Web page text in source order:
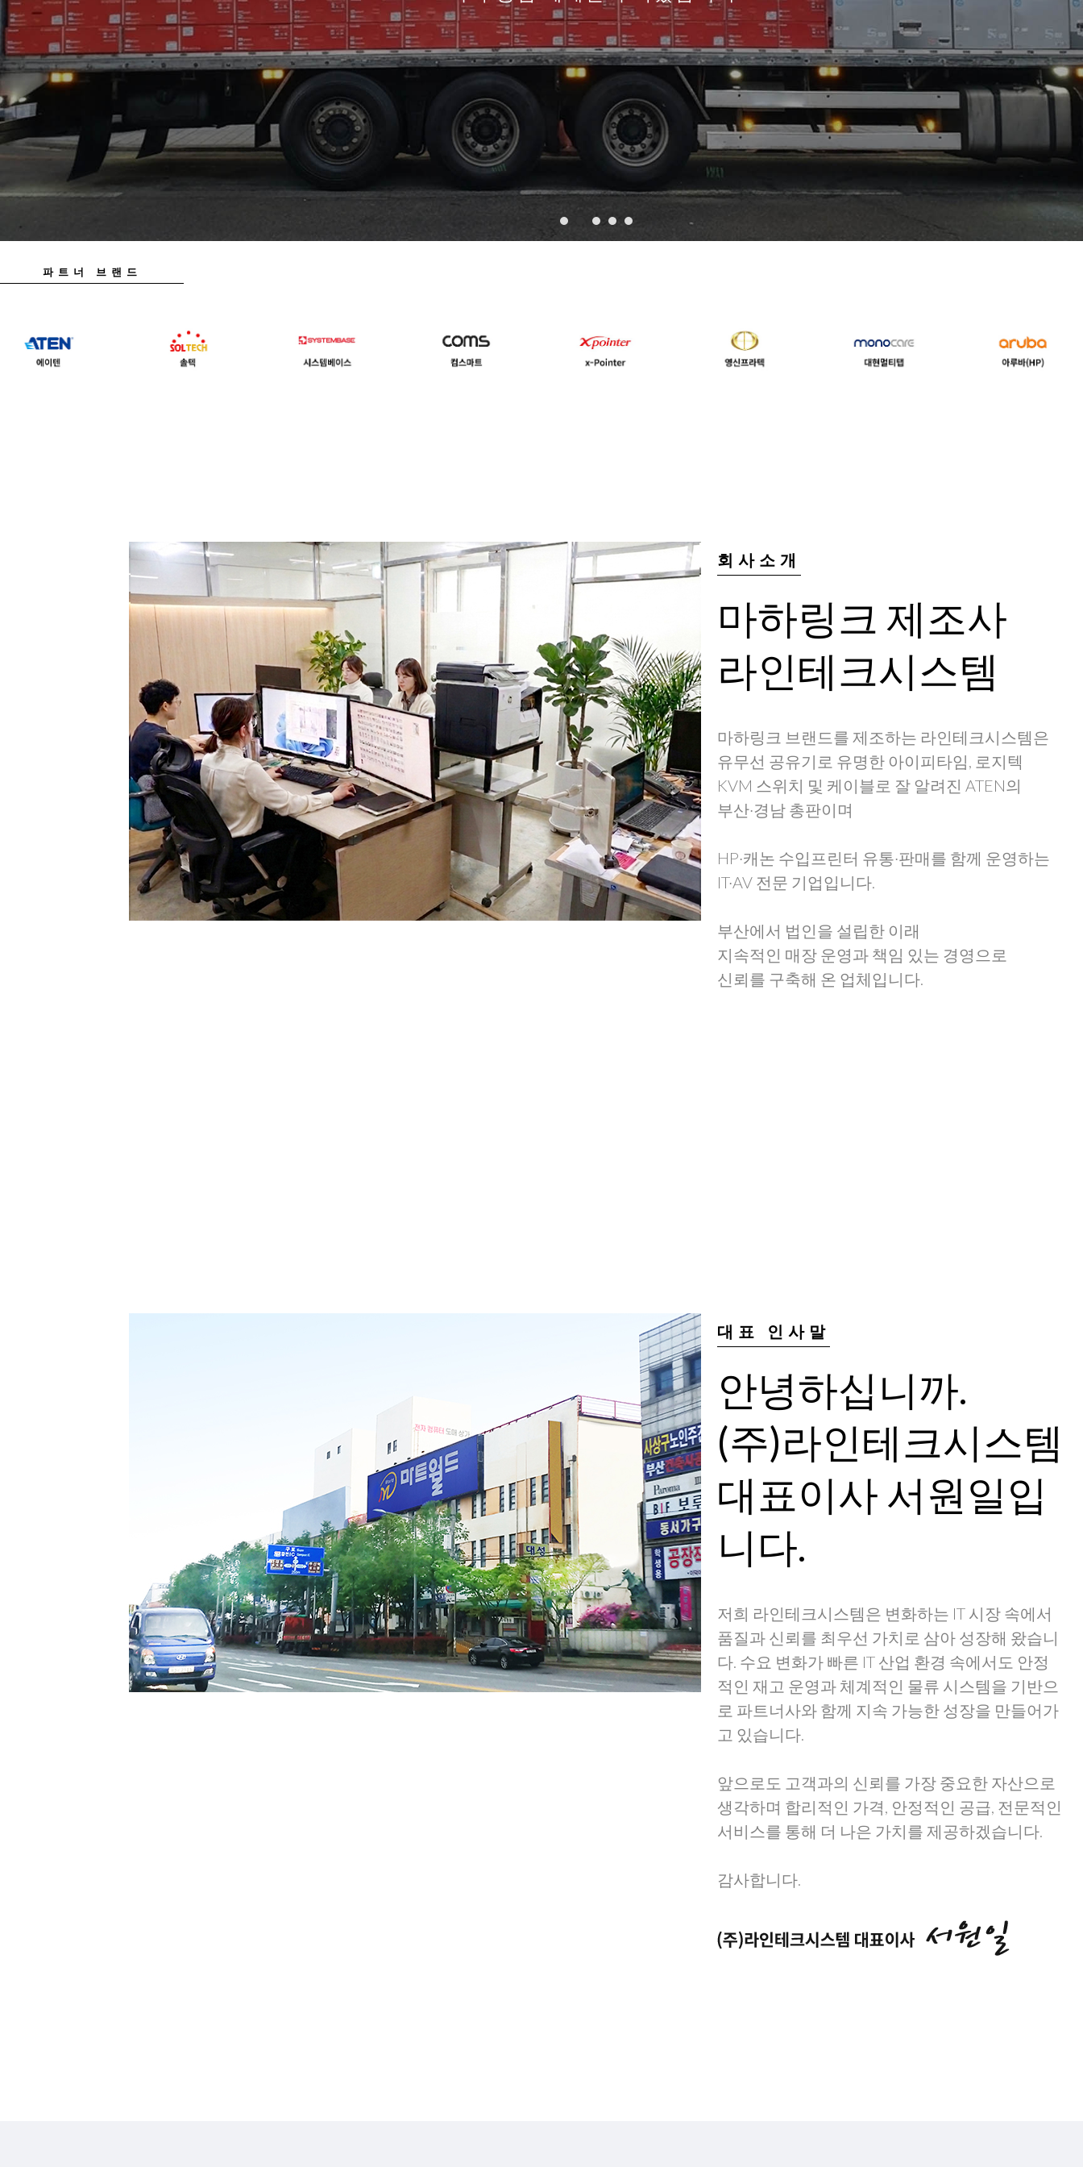
파트너 브랜드
회사소개
마하링크 제조사
라인테크시스템
마하링크 브랜드를 제조하는 라인테크시스템은
유무선 공유기로 유명한 아이피타임, 로지텍
KVM 스위치 및 케이블로 잘 알려진 ATEN의
부산·경남 총판이며
HP·캐논 수입프린터 유통·판매를 함께 운영하는
IT·AV 전문 기업입니다.
부산에서 법인을 설립한 이래
지속적인 매장 운영과 책임 있는 경영으로
신뢰를 구축해 온 업체입니다.
대표 인사말
안녕하십니까.
(주)라인테크시스템
대표이사 서원일입
니다.
저희 라인테크시스템은 변화하는 IT 시장 속에서
품질과 신뢰를 최우선 가치로 삼아 성장해 왔습니
다. 수요 변화가 빠른 IT 산업 환경 속에서도 안정
적인 재고 운영과 체계적인 물류 시스템을 기반으
로 파트너사와 함께 지속 가능한 성장을 만들어가
고 있습니다.
앞으로도 고객과의 신뢰를 가장 중요한 자산으로
생각하며 합리적인 가격, 안정적인 공급, 전문적인
서비스를 통해 더 나은 가치를 제공하겠습니다.
감사합니다.